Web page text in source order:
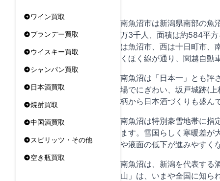
ワイン買取
ブランデー買取
ウイスキー買取
シャンパン買取
日本酒買取
焼酎買取
中国酒買取
スピリッツ・その他
空き瓶買取
南魚沼市は新潟県南部の魚
万3千人、面積は約584平
は魚沼市、西は十日町市、
くほく線が通り、関越自動
南魚沼は「日本一」とも評
場でにぎわい、坂戸城跡(
柄から日本酒づくりも盛ん
南魚沼は特別豪雪地帯に指
ます。雪国らしく寒暖差が
や液面の低下が進みやすく
南魚沼は、新潟を代表する
山」は、いまや全国に知ら